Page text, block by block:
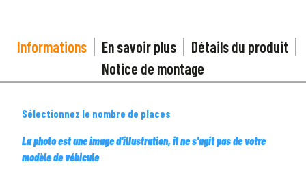
Tous les modèles
arrow_drop_down
Informations En savoir plus
Détails du produit
Notice de montage
Sélectionnez le nombre de places
La photo est une image d'illustration, il ne s'agit pas de votre
modèle de véhicule